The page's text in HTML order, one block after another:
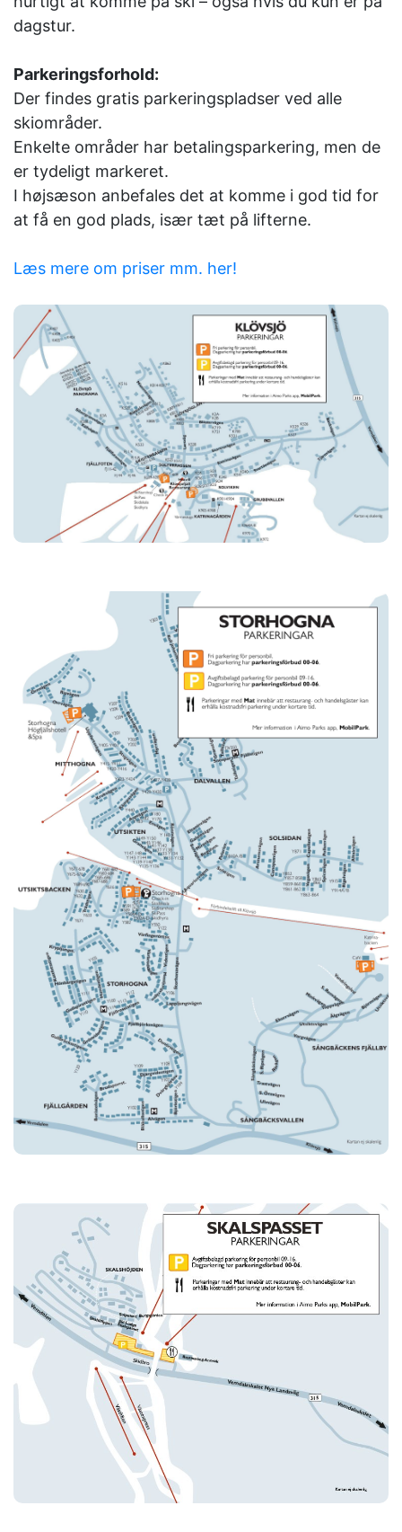
dagstur.
Parkeringsforhold:
Der findes gratis parkeringspladser ved alle
skiområder.
Enkelte områder har betalingsparkering, men de
er tydeligt markeret.
I højsæson anbefales det at komme i god tid for
at få en god plads, især tæt på lifterne.
Læs mere om priser mm. her!